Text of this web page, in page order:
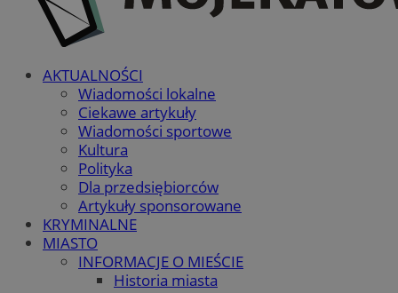
AKTUALNOŚCI
Wiadomości lokalne
Ciekawe artykuły
Wiadomości sportowe
Kultura
Polityka
Dla przedsiębiorców
Artykuły sponsorowane
KRYMINALNE
MIASTO
INFORMACJE O MIEŚCIE
Historia miasta